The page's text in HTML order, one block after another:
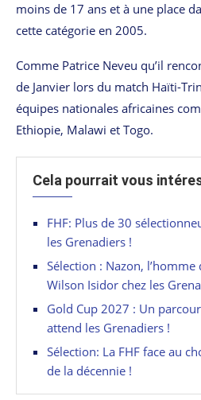
moins de 17 ans et à une place
cette catégorie en 2005.
Comme Patrice Neveu qu’il
de Janvier lors du match Haïti-
équipes nationales africaines
Ethiopie, Malawi et Togo.
Cela pourrait vous
FHF: Plus de 30
les Grenadiers !
Sélection : Nazon,
Wilson Isidor chez les
Gold Cup 2027 : Un
attend les Grenadiers !
Sélection: La FHF face au
de la décennie !